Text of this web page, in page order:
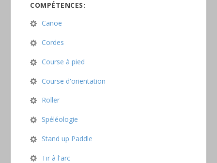
COMPÉTENCES:
Canoë
Cordes
Course à pied
Course d'orientation
Roller
Spéléologie
Stand up Paddle
Tir à l'arc